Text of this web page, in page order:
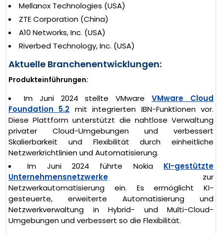
Mellanox Technologies (USA)
ZTE Corporation (China)
A10 Networks, Inc. (USA)
Riverbed Technology, Inc. (USA)
Aktuelle Branchenentwicklungen:
Produkteinführungen:
Im Juni 2024 stellte VMwareVMware Cloud
Foundation 5.2 mit integrierten IBN-Funktionen vor.
Diese Plattform unterstützt die nahtlose Verwaltung
privater Cloud-Umgebungen und verbessert
Skalierbarkeit und Flexibilität durch einheitliche
Netzwerkrichtlinien und Automatisierung.
Im Juni 2024 führte Nokia KI-gestützte
Unternehmensnetzwerke zur
Netzwerkautomatisierung ein. Es ermöglicht KI-
gesteuerte, erweiterte Automatisierung und
Netzwerkverwaltung in Hybrid- und Multi-Cloud-
Umgebungen und verbessert so die Flexibilität.